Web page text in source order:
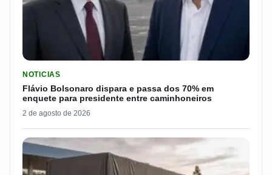
NOTICIAS
Flávio Bolsonaro dispara e passa dos 70% em
enquete para presidente entre caminhoneiros
2 de agosto de 2026